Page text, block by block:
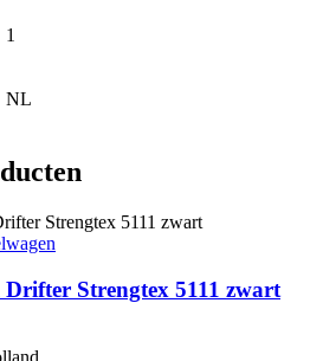
1
NL
Drifter Strengtex 5111 zwart